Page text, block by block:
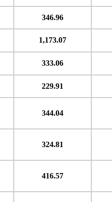
346.96
1,173.07
333.06
229.91
344.04
324.81
416.57